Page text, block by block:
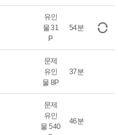
유인
물 31
P
54분
문제
유인
물 8P
37분
문제
유인
물 540
46분